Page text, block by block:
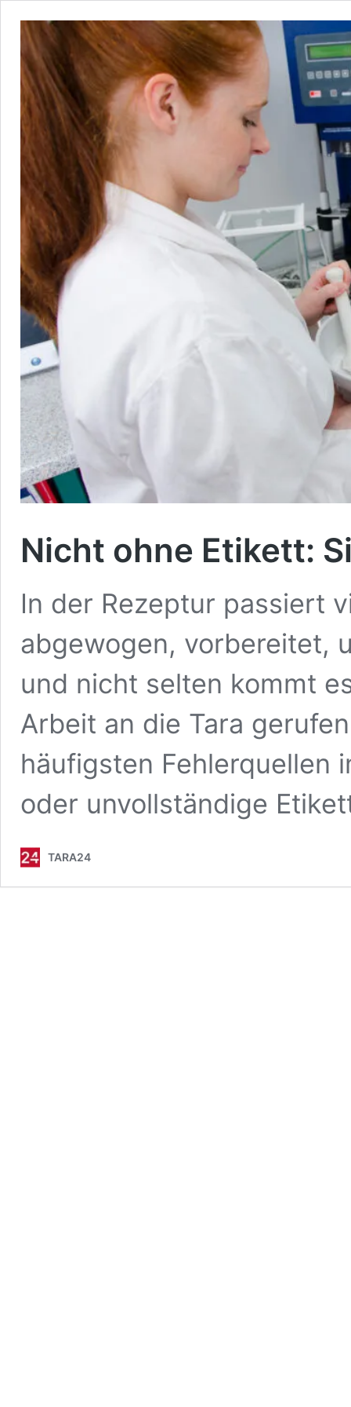
Nicht ohne Etikett:
In der Rezeptur passiert
abgewogen, vorbereitet,
und nicht selten kommt
Arbeit an die Tara
häufigsten Fehlerquellen
oder unvollständige
TARA24